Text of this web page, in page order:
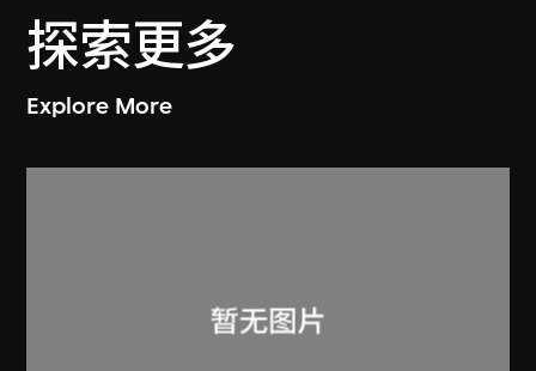
探索更多
Explore More